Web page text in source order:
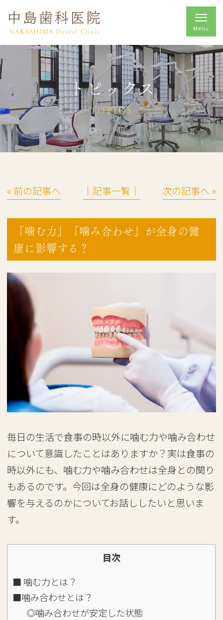
トピックス
TOPICS
« 前の記事へ │記事一覧│ 次の記事へ »
「噛む力」「噛み合わせ」が全身の健
康に影響する？
毎日の生活で食事の時以外に噛む力や噛み合わせ
について意識したことはありますか？実は食事の
時以外にも、噛む力や噛み合わせは全身との関り
もあるのです。今回は全身の健康にどのような影
響を与えるのかについてお話ししたいと思いま
す。
目次
■ 噛む力とは？
■噛み合わせとは？
◎噛み合わせが安定した状態